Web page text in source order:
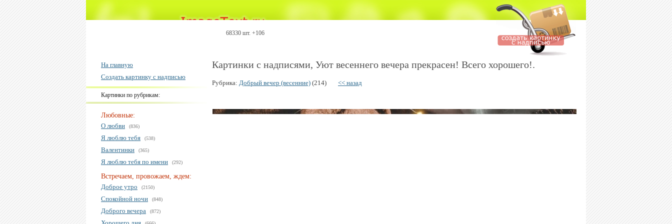
68330 шт. +106
На главную
Создать картинку с надписью
Картинки по рубрикам:
Любовные:
О любви
(836)
Я люблю тебя (538)
Валентинки (365)
Я люблю тебя по имени (292)
Встречаем, провожаем, ждем:
Доброе утро
(2150)
Спокойной ночи (848)
Доброго вечера (872)
Картинки с надписями, Уют весеннего вечера прекрасен! Всего хорошего!.
Рубрика: Добрый вечер (весенние) (214) << назад